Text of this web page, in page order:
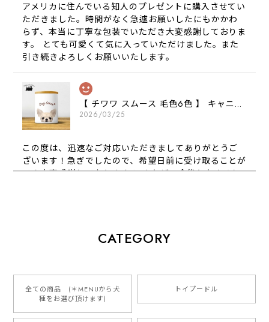
アメリカに住んでいる知人のプレゼントに購入させてい
ただきました。時間がなく急遽お願いしたにもかかわ
らず、本当に丁寧な包装でいただき大変感謝しておりま
す。 とても可愛くて気に入っていただけました。また
引き続きよろしくお願いいたします。
【 チワワ スムース 毛色6色 】 キャニスター 保存容器 お家用 プレゼント 犬 ペット うちの子 犬グッズ
2026/03/25
この度は、迅速なご対応いただきましてありがとうご
ざいます！急ぎでしたので、希望日前に受け取ることが
でき大変感謝しております！ またぜひ今後ともよろし
2026/01/16
とっても可愛くて、わんちゃんの名前や電話番号も分か
りやすくて最高です！ ありがとうございました❁⃘*.ﾟ
ご縁がありましたら、またよろしくお願いいたします。
CATEGORY
全ての商品 (＊MENUから犬
種をお選び頂けます)
トイプードル